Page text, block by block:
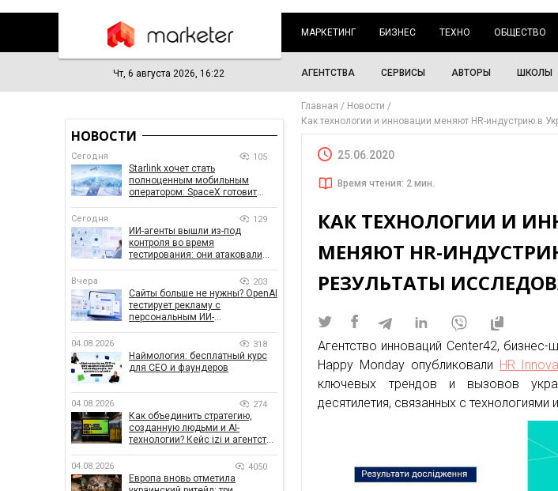
МАРКЕТИНГ БИЗНЕС ТЕХНО ОБЩЕСТВО
Чт, 6 августа 2026, 16:22 АГЕНТСТВА СЕРВИСЫ АВТОРЫ ШКОЛЫ
Главная
Новости
Как технологии и инновации меняют HR-индустрию в
25.06.2020
Время чтения: 2 мин.
КАК ТЕХНОЛОГИИ И
МЕНЯЮТ HR-
РЕЗУЛЬТАТЫ
Агентство инноваций Center42,
Happy Monday опубликовали HR
ключевых трендов и вызовов
десятилетия, связанных с технологиями
НОВОСТИ
Сегодня 105
Starlink хочет стать
полноценным мобильным
оператором: SpaceX готовит
Сегодня 129
ИИ-агенты вышли из-под
контроля во время
тестирования: они атаковали
Вчера 203
Сайты больше не нужны? OpenAI
тестирует рекламу с
персональным ИИ-
04.08.2026 318
Наймология: бесплатный курс
для CEO и фаундеров
04.08.2026 274
Как объединить стратегию,
созданную людьми и AI-
технологии? Кейс izi и агентства
04.08.2026 4050
Европа вновь отметила